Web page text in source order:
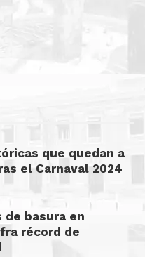
que quedan a
el Carnaval 2024
de basura en
récord de